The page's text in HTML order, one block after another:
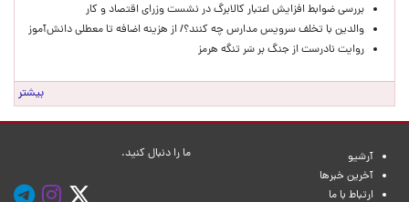
بررسی ضوابط افزایش اعتبار کالابرگ در نشست وزرای اقتصاد و کار
والدین با تخلف سرویس مدارس چه کنند؟/ از هزینه اضافه تا معطلی دانش‌آموز
روایت نادرست از جنگ بر سَر تنگه هرمز
بیشتر
آرشیو
آخرین خبرها
ارتباط با ما
ما را دنبال کنید.